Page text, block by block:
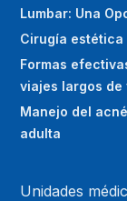
Lumbar: Una
Cirugía estética
Formas
viajes largos de
Manejo del
adulta
Unidades